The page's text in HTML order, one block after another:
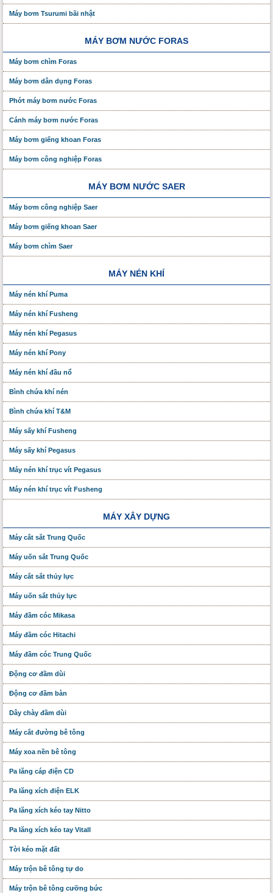
Máy bơm Tsurumi bãi nhật
MÁY BƠM NƯỚC FORAS
Máy bơm chìm Foras
Máy bơm dân dụng Foras
Phớt máy bơm nước Foras
Cánh máy bơm nước Foras
Máy bơm giếng khoan Foras
Máy bơm công nghiệp Foras
MÁY BƠM NƯỚC SAER
Máy bơm công nghiệp Saer
Máy bơm giếng khoan Saer
Máy bơm chìm Saer
MÁY NÉN KHÍ
Máy nén khí Puma
Máy nén khí Fusheng
Máy nén khí Pegasus
Máy nén khí Pony
Máy nén khí đầu nổ
Bình chứa khí nén
Bình chứa khí T&M
Máy sấy khí Fusheng
Máy sấy khí Pegasus
Máy nén khí trục vít Pegasus
Máy nén khí trục vít Fusheng
MÁY XÂY DỰNG
Máy cắt sắt Trung Quốc
Máy uốn sắt Trung Quốc
Máy cắt sắt thủy lực
Máy uốn sắt thủy lực
Máy đầm cóc Mikasa
Máy đầm cóc Hitachi
Máy đầm cóc Trung Quốc
Động cơ đầm dùi
Động cơ đầm bàn
Dây chày đầm dùi
Máy cắt đường bê tông
Máy xoa nền bê tông
Pa lăng cáp điện CD
Pa lăng xích điện ELK
Pa lăng xích kéo tay Nitto
Pa lăng xích kéo tay Vitall
Tời kéo mặt đất
Máy trộn bê tông tự do
Máy trộn bê tông cưỡng bức